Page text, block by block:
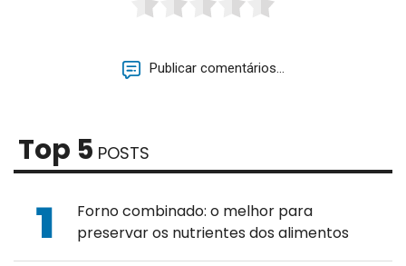
Publicar comentários...
Top 5 POSTS
Forno combinado: o melhor para
preservar os nutrientes dos alimentos